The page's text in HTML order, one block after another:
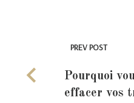
PREV POST
Pourquoi
effacer vos